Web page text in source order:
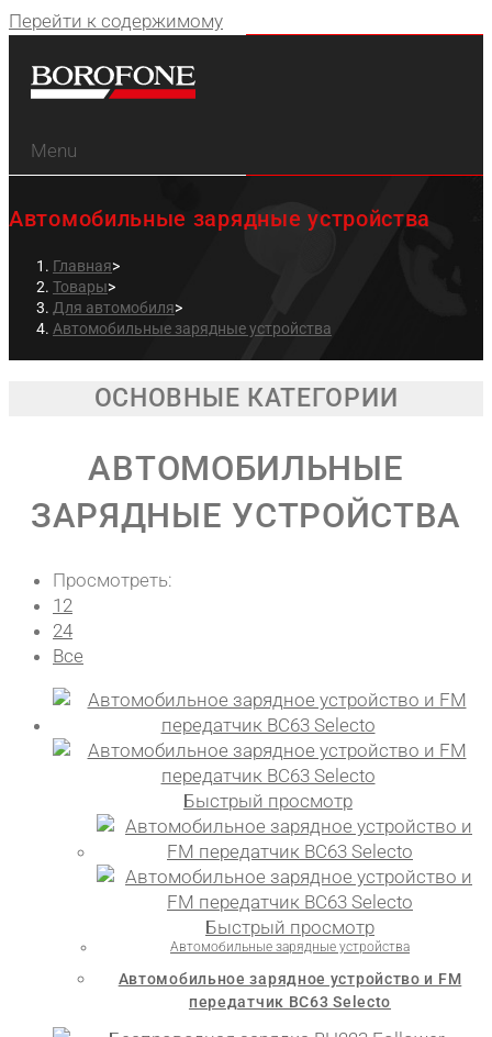
Перейти к содержимому
Menu
Автомобильные зарядные устройства
Главная>
Товары>
Для автомобиля>
Автомобильные зарядные устройства
ОСНОВНЫЕ КАТЕГОРИИ
АВТОМОБИЛЬНЫЕ
ЗАРЯДНЫЕ УСТРОЙСТВА
Просмотреть:
12
24
Все
Быстрый просмотр
Быстрый просмотр
Автомобильные зарядные устройства
Автомобильное зарядное устройство и FM
передатчик BC63 Selecto